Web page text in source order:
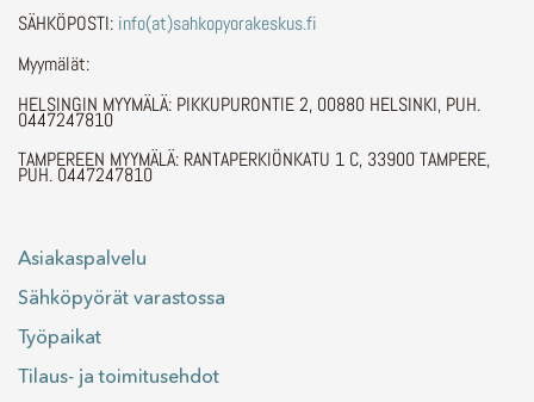
SÄHKÖPOSTI: info(at)sahkopyorakeskus.fi
Myymälät:
HELSINGIN MYYMÄLÄ: PIKKUPURONTIE 2, 00880 HELSINKI, PUH.
0447247810
TAMPEREEN MYYMÄLÄ: RANTAPERKIÖNKATU 1 C, 33900 TAMPERE,
PUH. 0447247810
Asiakaspalvelu
Sähköpyörät varastossa
Työpaikat
Tilaus- ja toimitusehdot